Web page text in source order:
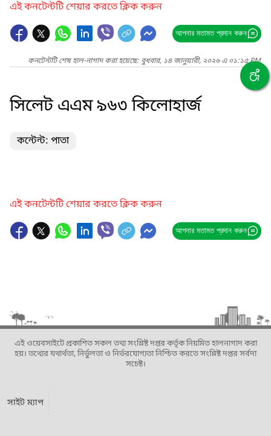
এই কনটেন্টটি শেয়ার করতে ক্লিক করুন
আপনার মতামত প্রদান করুন
কনটেন্টটি শেষ হাল-নাগাদ করা হয়েছে: বুধবার, ১৪ জানুয়ারী, ২০২৬ এ ০১:১৫ PM
সিলেট এএম ৯৬৩ কিলোহার্জ
কন্টেন্ট: পাতা
এই কনটেন্টটি শেয়ার করতে ক্লিক করুন
আপনার মতামত প্রদান করুন
এই ওয়েবসাইটে প্রকাশিত সকল তথ্য সংশ্লিষ্ট দপ্তর কর্তৃক নিয়মিত হালনাগাদ করা
হয়। তথ্যের যথার্থতা, নির্ভুলতা ও নির্ভরযোগ্যতা নিশ্চিত করতে সংশ্লিষ্ট দপ্তর সর্বদা
সচেষ্ট।
সাইট ম্যাপ